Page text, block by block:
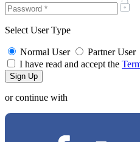
Select User Type
Normal User
Partner User
I have read and accept the
or continue with